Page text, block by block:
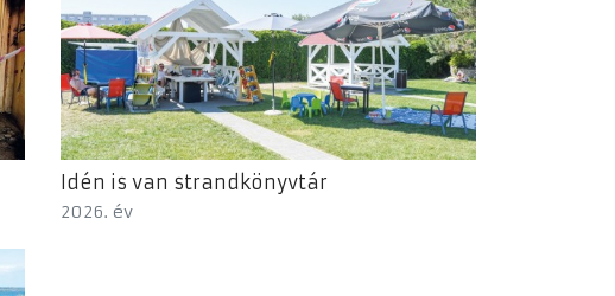
Idén is van strandkönyvtár
2026. év